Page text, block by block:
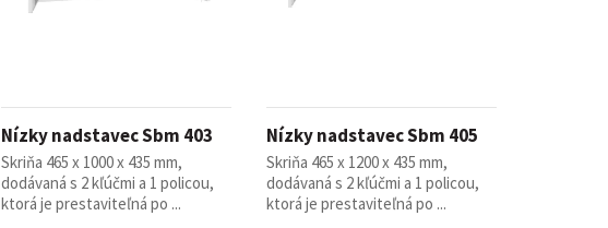
Nízky nadstavec Sbm 403
Skriňa 465 x 1000 x 435 mm,
dodávaná s 2 kľúčmi a 1 policou,
ktorá je prestaviteľná po ...
Nízky nadstavec Sbm 405
Skriňa 465 x 1200 x 435 mm,
dodávaná s 2 kľúčmi a 1 policou,
ktorá je prestaviteľná po ...